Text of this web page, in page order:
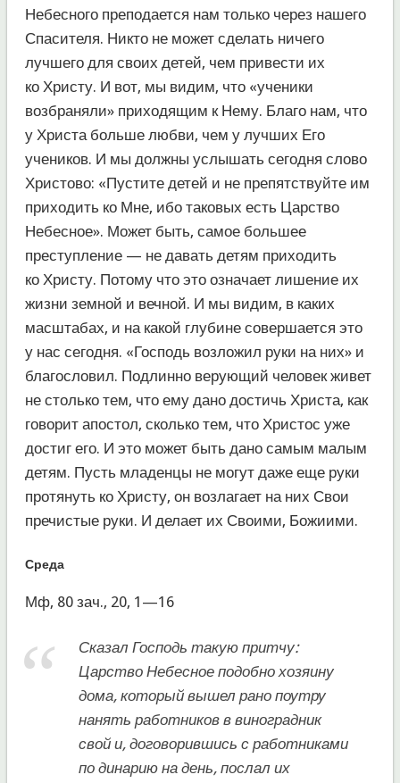
Небесного преподается нам только через нашего
Спасителя. Никто не может сделать ничего
лучшего для своих детей, чем привести их
ко Христу. И вот, мы видим, что «ученики
возбраняли» приходящим к Нему. Благо нам, что
у Христа больше любви, чем у лучших Его
учеников. И мы должны услышать сегодня слово
Христово: «Пустите детей и не препятствуйте им
приходить ко Мне, ибо таковых есть Царство
Небесное». Может быть, самое большее
преступление — не давать детям приходить
ко Христу. Потому что это означает лишение их
жизни земной и вечной. И мы видим, в каких
масштабах, и на какой глубине совершается это
у нас сегодня. «Господь возложил руки на них» и
благословил. Подлинно верующий человек живет
не столько тем, что ему дано достичь Христа, как
говорит апостол, сколько тем, что Христос уже
достиг его. И это может быть дано самым малым
детям. Пусть младенцы не могут даже еще руки
протянуть ко Христу, он возлагает на них Свои
пречистые руки. И делает их Своими, Божиими.
Среда
Мф, 80 зач., 20, 1—16
Сказал Господь такую притчу:
Царство Небесное подобно хозяину
дома, который вышел рано поутру
нанять работников в виноградник
свой и, договорившись с работниками
по динарию на день, послал их